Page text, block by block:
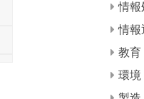
情報
情報
教育
環境